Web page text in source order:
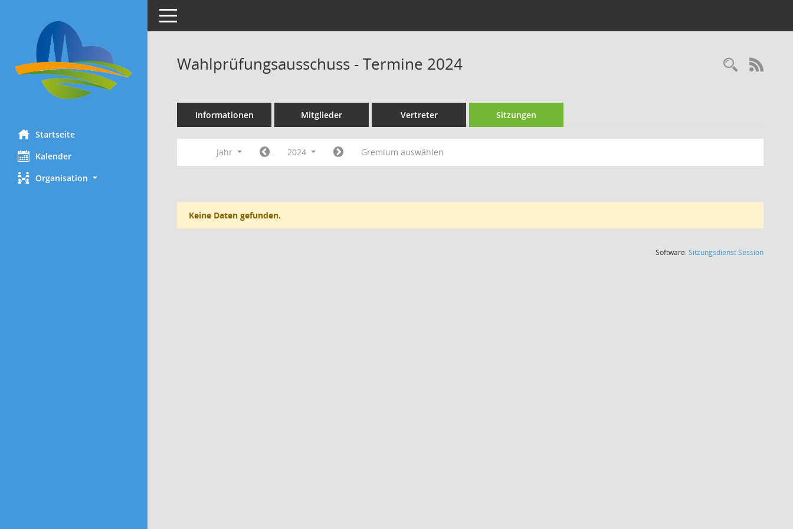
Startseite
Kalender
Organisation
Toggle navigation
Wahlprüfungsausschuss - Termine 2024
Informationen Mitglieder Vertreter Sitzungen
Jahr 2024 Gremium auswählen
Keine Daten gefunden.
Software:SitzungsdienstSession(Wird in